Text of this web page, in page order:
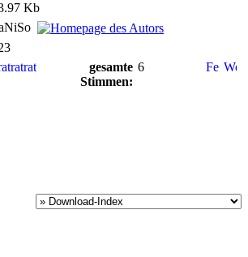
Kb
gesamte
Stimmen:
6